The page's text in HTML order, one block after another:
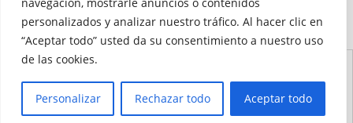
personalizados y analizar nuestro tráfico. Al hacer clic en
“Aceptar todo” usted da su consentimiento a nuestro uso
de las cookies.
Personalizar Rechazar todo Aceptar todo
Accesibilidad
Sitio
Cookies
Privacidad